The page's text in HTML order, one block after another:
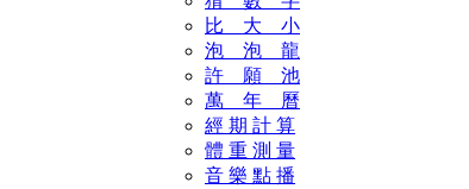
比 大 小
泡 泡 龍
許 願 池
萬 年 曆
經 期 計 算
體 重 測 量
音 樂 點 播